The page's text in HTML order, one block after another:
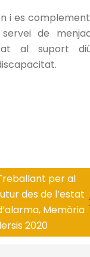
i es
de
al suport
per al
des de l’estat
Memòria
2020